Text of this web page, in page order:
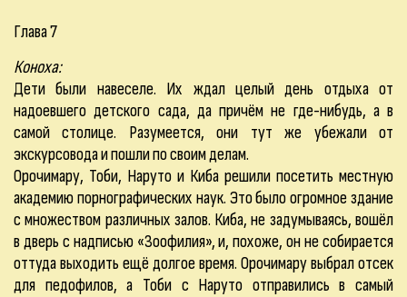
Глава 7
Коноха:
Дети были навеселе. Их ждал целый день отдыха от
надоевшего детского сада, да причём не где-нибудь, а в
самой столице. Разумеется, они тут же убежали от
экскурсовода и пошли по своим делам.
Орочимару, Тоби, Наруто и Киба решили посетить местную
академию порнографических наук. Это было огромное здание
с множеством различных залов. Киба, не задумываясь, вошёл
в дверь с надписью «Зоофилия», и, похоже, он не собирается
оттуда выходить ещё долгое время. Орочимару выбрал отсек
для педофилов, а Тоби с Наруто отправились в самый